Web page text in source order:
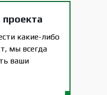
какие-либо
мы всегда
ваши